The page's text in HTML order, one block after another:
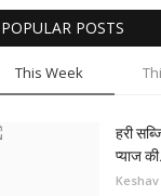
POPULAR POSTS
This Week
हरी
प्याज